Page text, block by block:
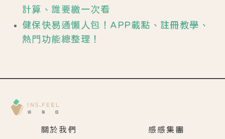
計算、誰要繳一次看
健保快易通懶人包！APP載點、註冊教學、
熱門功能總整理！
關於我們 感感集團